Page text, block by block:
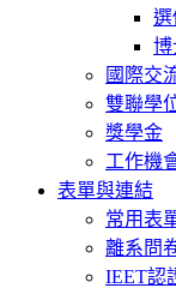
選
博
國際交
雙聯學
獎學金
工作機
表單與連結
常用表
離系問
IEET認